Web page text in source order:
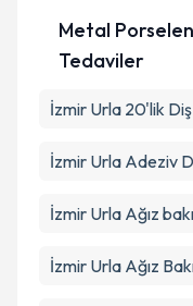
Metal
Tedaviler
İzmir Urla 20'lik
İzmir Urla Adeziv
İzmir Urla Ağız
İzmir Urla Ağız